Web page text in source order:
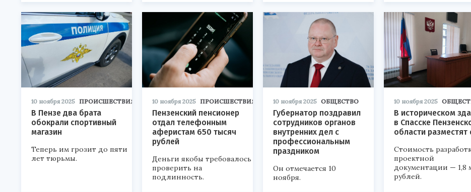
10 ноября 2025 ПРОИСШЕСТВИЯ
В Пензе два брата
обокрали спортивный
магазин
Теперь им грозит до пяти
лет тюрьмы.
10 ноября 2025 ПРОИСШЕСТВИЯ
Пензенский пенсионер
отдал телефонным
аферистам 650 тысяч
рублей
Деньги якобы требовалось
проверить на
подлинность.
10 ноября 2025 ОБЩЕСТВО
Губернатор поздравил
сотрудников органов
внутренних дел с
профессиональным
праздником
Он отмечается 10
ноября.
10 ноября 2025
В историческом
в Спасске
области разместят
Стоимость
проектной
документации — 1,8
рублей.